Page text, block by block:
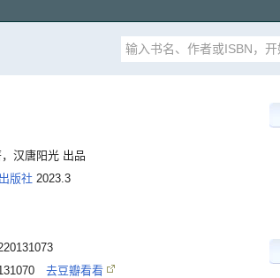
汉唐阳光 出品
版社 2023.3
去豆瓣看看